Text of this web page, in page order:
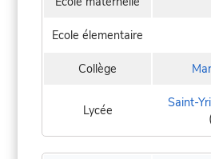
Ecole élementaire
Collège
Lycée
Saint-